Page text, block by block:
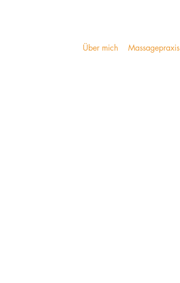
Über mich Massagepraxis